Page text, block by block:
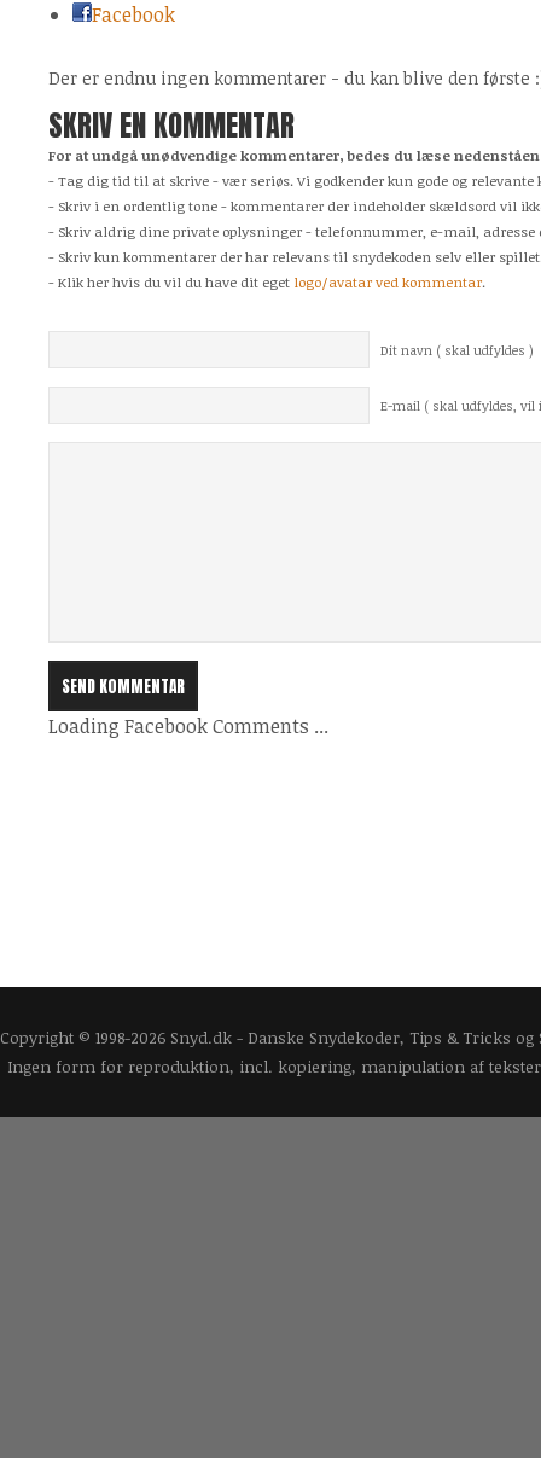
Facebook
Der er endnu ingen kommentarer - du kan blive den første
SKRIV EN KOMMENTAR
For at undgå unødvendige kommentarer, bedes du læse
- Tag dig tid til at skrive - vær seriøs. Vi godkender kun gode og
- Skriv i en ordentlig tone - kommentarer der indeholder skældsord vil
- Skriv aldrig dine private oplysninger - telefonnummer, e-mail, adresse
- Skriv kun kommentarer der har relevans til snydekoden selv eller
- Klik her hvis du vil du have dit eget logo/avatar ved kommentar.
Dit navn ( skal udfyldes )
E-mail ( skal udfyldes, vil
Loading Facebook Comments ...
Copyright © 1998-2026 Snyd.dk - Danske Snydekoder, Tips & Tricks
Ingen form for reproduktion, incl. kopiering, manipulation af